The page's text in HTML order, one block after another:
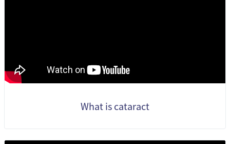
What is cataract